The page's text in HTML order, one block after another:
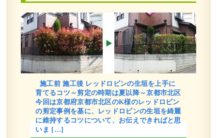
施工前 施工後 レッドロビンの生垣を上手に
育てるコツ～剪定の時期は夏以降～京都市北区
今回は京都府京都市北区のK様のレッドロビン
の剪定事例を基に、レッドロビンの生垣を綺麗
に維持するコツについて、お伝えできればと思
いま […]